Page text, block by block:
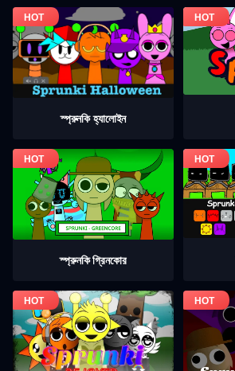
স্প্রুনকি হ্যালোইন
স্প্রুনকি গ্রিনকোর